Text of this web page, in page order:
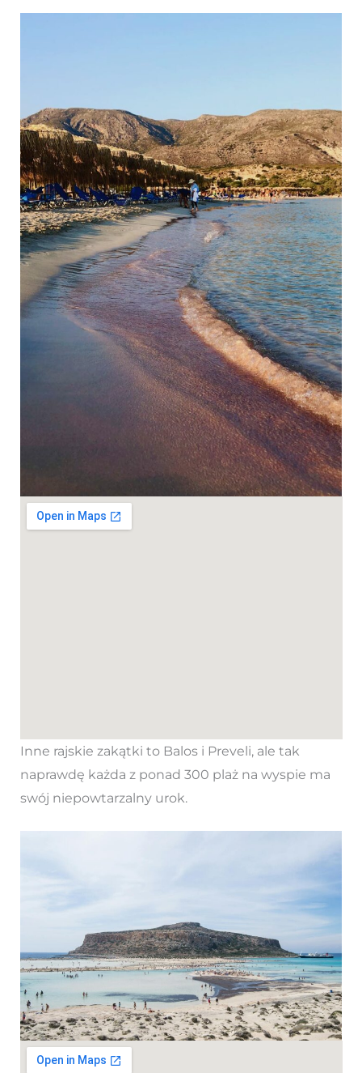
Inne rajskie zakątki to Balos i Preveli, ale tak
naprawdę każda z ponad 300 plaż na wyspie ma
swój niepowtarzalny urok.